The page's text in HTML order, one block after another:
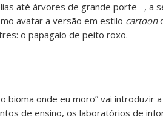
até árvores de grande porte –, a
avatar a versão em estilo cartoon
o papagaio de peito roxo.
bioma onde eu moro” vai introduzir
de ensino, os laboratórios de